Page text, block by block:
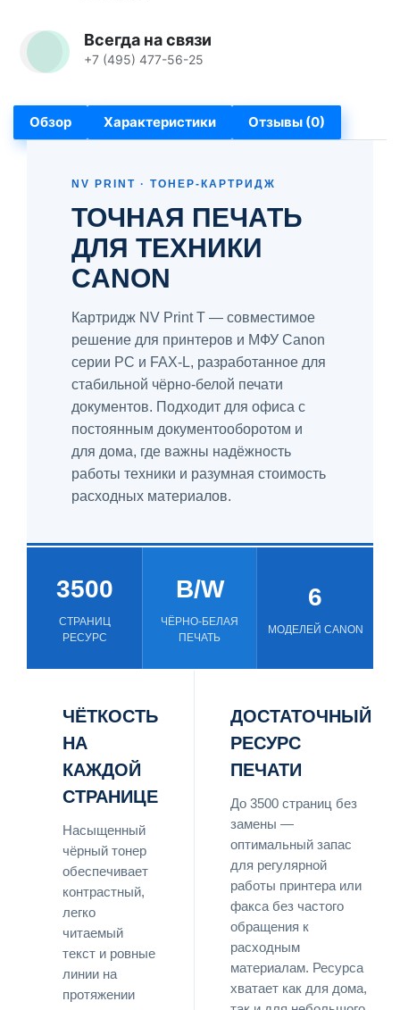
Всегда на связи
+7 (495) 477-56-25
Обзор Характеристики Отзывы (0)
NV PRINT · ТОНЕР-КАРТРИДЖ
ТОЧНАЯ ПЕЧАТЬ
ДЛЯ ТЕХНИКИ
CANON
Картридж NV Print T — совместимое
решение для принтеров и МФУ Canon
серии PC и FAX-L, разработанное для
стабильной чёрно-белой печати
документов. Подходит для офиса с
постоянным документооборотом и
для дома, где важны надёжность
работы техники и разумная стоимость
расходных материалов.
3500
СТРАНИЦ
РЕСУРС
B/W
ЧЁРНО-БЕЛАЯ
ПЕЧАТЬ
6
МОДЕЛЕЙ CANON
ЧЁТКОСТЬ
НА
КАЖДОЙ
СТРАНИЦЕ
Насыщенный
чёрный тонер
обеспечивает
контрастный,
легко
читаемый
текст и ровные
линии на
протяжении
ДОСТАТОЧНЫЙ
РЕСУРС
ПЕЧАТИ
До 3500 страниц без
замены —
оптимальный запас
для регулярной
работы принтера или
факса без частого
обращения к
расходным
материалам. Ресурса
хватает как для дома,